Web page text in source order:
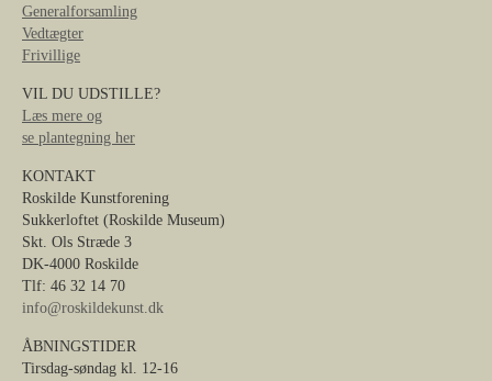
Generalforsamling
Vedtægter
Frivillige
VIL DU UDSTILLE?
Læs mere og
se plantegning her
KONTAKT
Roskilde Kunstforening
Sukkerloftet (Roskilde Museum)
Skt. Ols Stræde 3
DK-4000 Roskilde
Tlf: 46 32 14 70
info@roskildekunst.dk
ÅBNINGSTIDER
Tirsdag-søndag kl. 12-16